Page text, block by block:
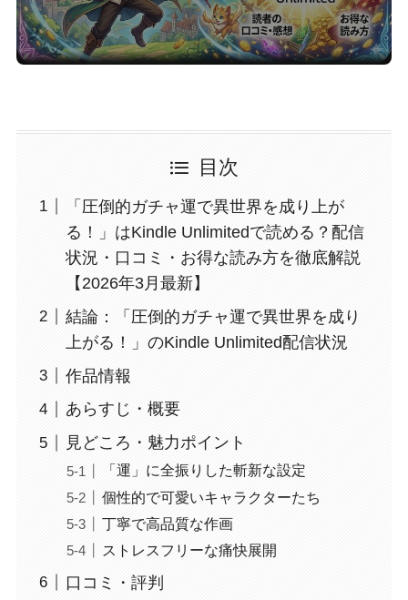
目次
「圧倒的ガチャ運で異世界を成り上が
る！」はKindle Unlimitedで読める？配信
状況・口コミ・お得な読み方を徹底解説
【2026年3月最新】
結論：「圧倒的ガチャ運で異世界を成り
上がる！」のKindle Unlimited配信状況
作品情報
あらすじ・概要
見どころ・魅力ポイント
「運」に全振りした斬新な設定
個性的で可愛いキャラクターたち
丁寧で高品質な作画
ストレスフリーな痛快展開
口コミ・評判